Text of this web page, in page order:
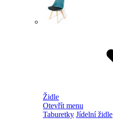
Židle
Otevřít menu
Taburetky Jídelní židle